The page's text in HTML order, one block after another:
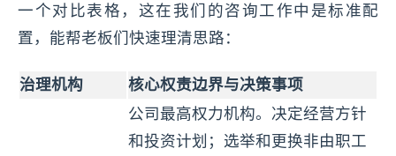
一个对比表格，这在我们的咨询工作中是标准配
置，能帮老板们快速理清思路：
治理机构 核心权责边界与决策事项
公司最高权力机构。决定经营方针
和投资计划；选举和更换非由职工